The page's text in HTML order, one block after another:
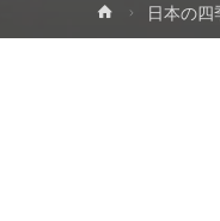
ホ
ー
日本の四